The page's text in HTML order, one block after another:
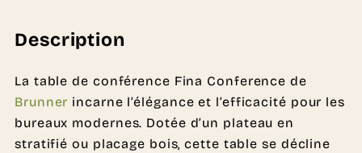
Description
La table de conférence Fina Conference de
Brunner incarne l’élégance et l’efficacité pour les
bureaux modernes. Dotée d’un plateau en
stratifié ou placage bois, cette table se décline